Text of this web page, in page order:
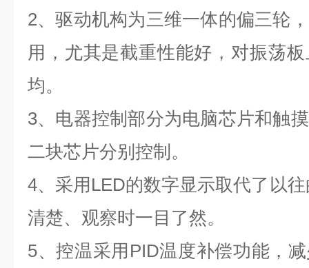
2、驱动机构为三维一体的偏三轮
用，尤其是截重性能好，对振荡
均。
3、电器控制部分为电脑芯片和触
二块芯片分别控制。
4、采用LED的数字显示取代了以
清楚、观察时一目了然。
5、控温采用PID温度补偿功能，